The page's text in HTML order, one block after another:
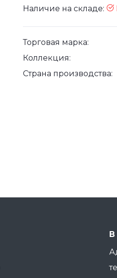
Наличие на складе:
Торговая марка:
Коллекция:
Страна производства: